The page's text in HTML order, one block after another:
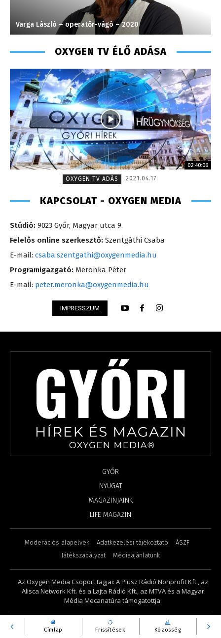
Címlap Frissítések Közösség
Varga László – operatőr-vágó – 2020
OXYGEN TV ÉLŐ ADÁSA
02:40:06
OXYGEN TV ADÁS
2021.04.17.
KAPCSOLAT - OXYGEN MEDIA
Stúdió: 9023 Győr, Magyar utca 9.
Felelős online szerkesztő: Szentgáthi Csaba
E-mail: csaba.szentgathi@oxygenmedia.hu
Programigazgató: Meronka Péter
E-mail: peter.meronka@oxygenmedia.hu
IMPRESSZUM
GYŐR
NYUGAT
MAGAZINJAINK
LIFE MAGAZIN
Moderációs alapelvek Adatkezelési tájékoztató
ÁSZF
Játékszabályzat
Médiaajánlatunk
Az Oxygen Media Csoport tagjai: A Plusz Rádió Nonprofit Kft., az
Alisca Network Kft. és a Lajta Rádió Kft., az MTVA és a Magyar
Média Mecanatúra támogatottja.
2026 - Győri Hírek és Magazin. Minden jog fenntartva.